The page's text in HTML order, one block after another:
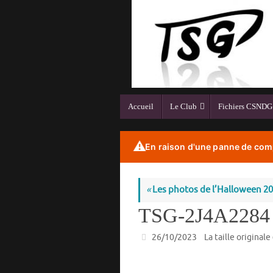
Accueil Le Club Fichiers CSNDG
⚠️En raison d'une panne de
«Les photos de l’Halloween
TSG-2J4A2284
26/10/2023 La taille originale